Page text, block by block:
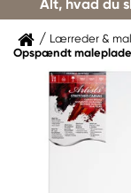
Alt, hvad du
Lærreder &
Opspændt